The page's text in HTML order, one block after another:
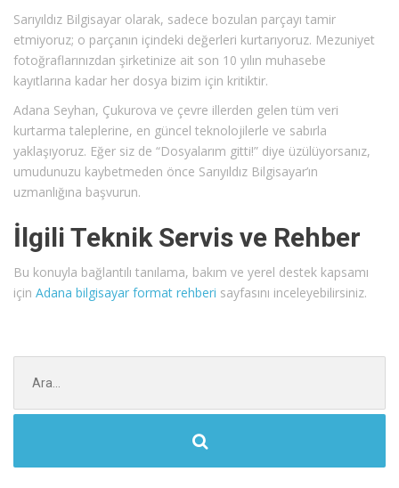
Sarıyıldız Bilgisayar olarak, sadece bozulan parçayı tamir
etmiyoruz; o parçanın içindeki değerleri kurtarıyoruz. Mezuniyet
fotoğraflarınızdan şirketinize ait son 10 yılın muhasebe
kayıtlarına kadar her dosya bizim için kritiktir.
Adana Seyhan, Çukurova ve çevre illerden gelen tüm veri
kurtarma taleplerine, en güncel teknolojilerle ve sabırla
yaklaşıyoruz. Eğer siz de “Dosyalarım gitti!” diye üzülüyorsanız,
umudunuzu kaybetmeden önce Sarıyıldız Bilgisayar’ın
uzmanlığına başvurun.
İlgili Teknik Servis ve Rehber
Bu konuyla bağlantılı tanılama, bakım ve yerel destek kapsamı
için Adana bilgisayar format rehberi sayfasını inceleyebilirsiniz.
ara: